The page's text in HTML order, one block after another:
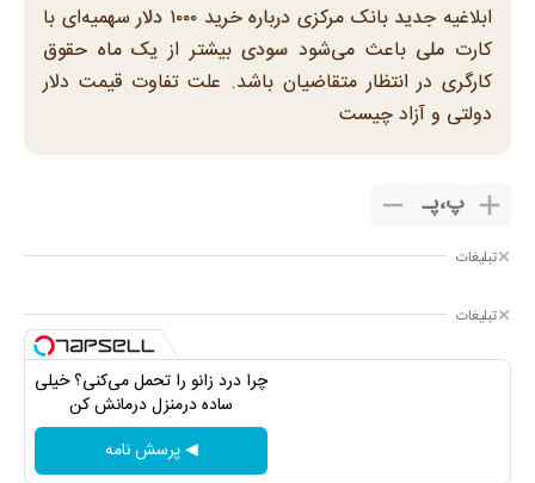
ابلاغیه جدید بانک مرکزی درباره خرید ۱۰۰۰ دلار سهمیه‌ای با
کارت ملی باعث می‌شود سودی بیشتر از یک ماه حقوق
کارگری در انتظار متقاضیان باشد. علت تفاوت قیمت دلار
دولتی و آزاد چیست
پ،پـ
تبلیغات
تبلیغات
چرا درد زانو را تحمل می‌کنی؟ خیلی
ساده درمنزل درمانش کن
◀ پرسش نامه